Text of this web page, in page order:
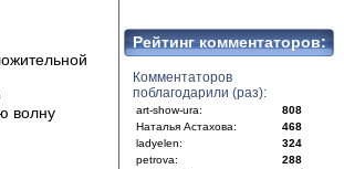
волну
Рейтинг комментаторов:
Комментаторов
поблагодарили (раз):
art-show-ura:
808
Наталья Астахова:
468
ladyelen:
324
petrova:
288